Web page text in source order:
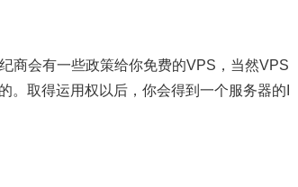
商会有一些政策给你免费的VPS，当然VPS
。取得运用权以后，你会得到一个服务器的I